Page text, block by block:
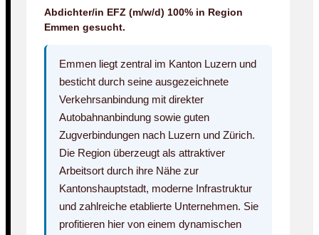
Abdichter/in EFZ (m/w/d) 100% in Region
Emmen gesucht.
Emmen liegt zentral im Kanton Luzern und
besticht durch seine ausgezeichnete
Verkehrsanbindung mit direkter
Autobahnanbindung sowie guten
Zugverbindungen nach Luzern und Zürich.
Die Region überzeugt als attraktiver
Arbeitsort durch ihre Nähe zur
Kantonshauptstadt, moderne Infrastruktur
und zahlreiche etablierte Unternehmen. Sie
profitieren hier von einem dynamischen